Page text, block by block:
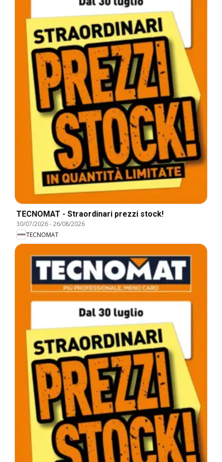
TECNOMAT - Straordinari prezzi stock!
30/07/2026-26/08/2026
TECNOMAT